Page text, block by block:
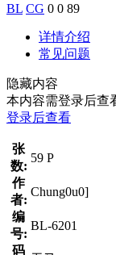
BL CG 0 0 89
详情介绍
常见问题
隐藏内容
本内容需登录后查
登录后查看
张
数:
59 P
作
者:
Chung0u0]
编
号:
BL-6201
码